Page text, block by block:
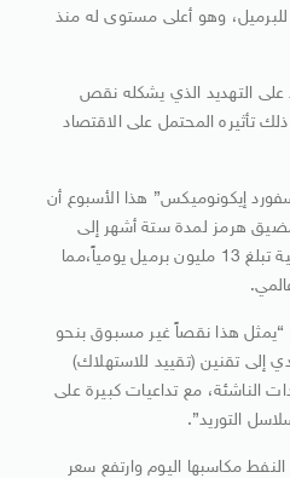
عند 111.54 دولار للبرميل، وهو أعلى مستوى له منذ
على التهديد الذي يشكله نقص
تأثيره المحتمل على الاقتصاد
إيكونوميكس” هذا الأسبوع أن
هرمز لمدة ستة أشهر إلى
فجوة في إمدادات النفط العالمية تبلغ 13 مليون برميل يومياً،مما
هذا نقصاً غير مسبوق بنحو
إلى تقنين (تقييد للاستهلاك)
الناشئة، مع تداعيات كبيرة على
التوريد”.
مكاسبها اليوم وارتفع سعر